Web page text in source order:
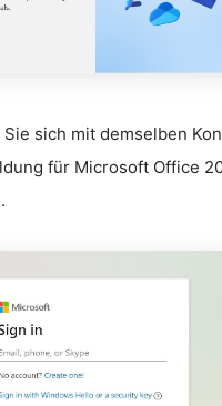
Sie sich mit demselben
für Microsoft Office